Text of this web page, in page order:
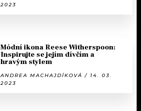
2023
Módní ikona Reese Witherspoon:
Inspirujte se jejím dívčím a
hravým stylem
ANDREA MACHAJDÍKOVÁ / 14. 03.
2023